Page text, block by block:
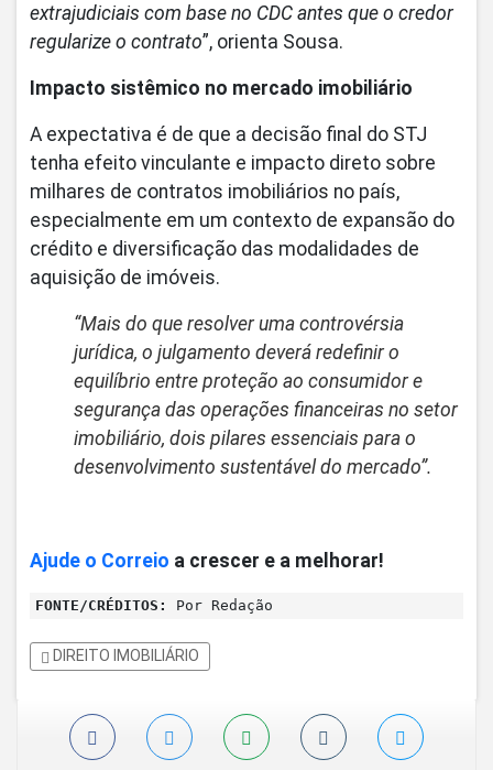
extrajudiciais com base no CDC antes que o credor
regularize o contrato”, orienta Sousa.
Impacto sistêmico no mercado imobiliário
A expectativa é de que a decisão final do STJ
tenha efeito vinculante e impacto direto sobre
milhares de contratos imobiliários no país,
especialmente em um contexto de expansão do
crédito e diversificação das modalidades de
aquisição de imóveis.
“Mais do que resolver uma controvérsia
jurídica, o julgamento deverá redefinir o
equilíbrio entre proteção ao consumidor e
segurança das operações financeiras no setor
imobiliário, dois pilares essenciais para o
desenvolvimento sustentável do mercado”.
Ajude o Correio a crescer e a melhorar!
FONTE/CRÉDITOS: Por Redação
DIREITO IMOBILIÁRIO